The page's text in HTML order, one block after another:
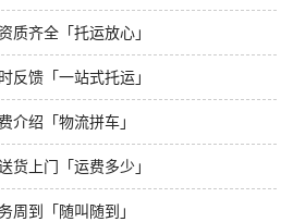
质齐全「托运放心」
反馈「一站式托运」
介绍「物流拼车」
货上门「运费多少」
周到「随叫随到」